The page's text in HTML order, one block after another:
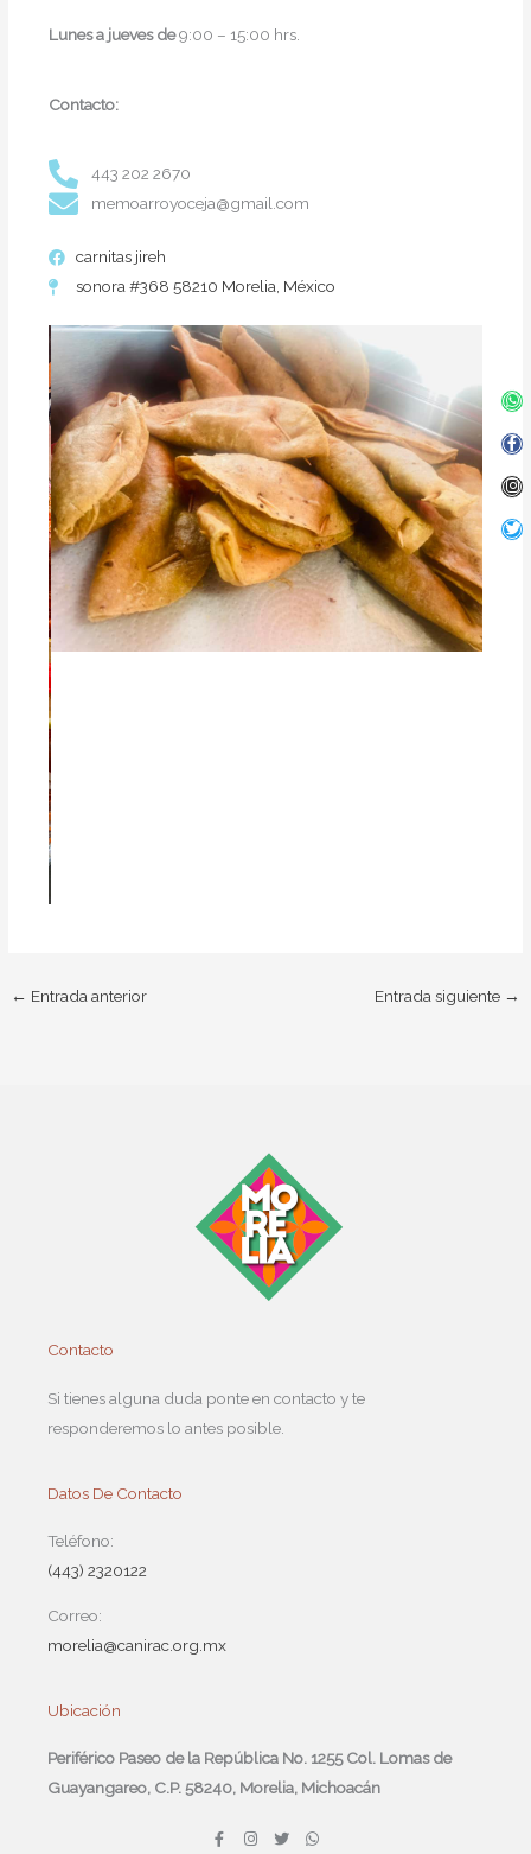
Lunes a jueves de9:00 – 15:00 hrs.
Contacto:
443 202 2670
memoarroyoceja@gmail.com
carnitas jireh
sonora #368 58210 Morelia, México
← Entrada anterior Entrada siguiente →
Contacto
Si tienes alguna duda ponte en contacto y te
responderemos lo antes posible.
Datos De Contacto
Teléfono:
(443) 2320122
Correo:
morelia@canirac.org.mx
Ubicación
Periférico Paseo de la República No. 1255 Col. Lomas de
Guayangareo, C.P. 58240, Morelia, Michoacán
F
a
I
n
T
w
W
h
f